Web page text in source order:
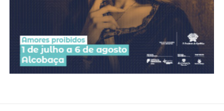
Escolha o plano